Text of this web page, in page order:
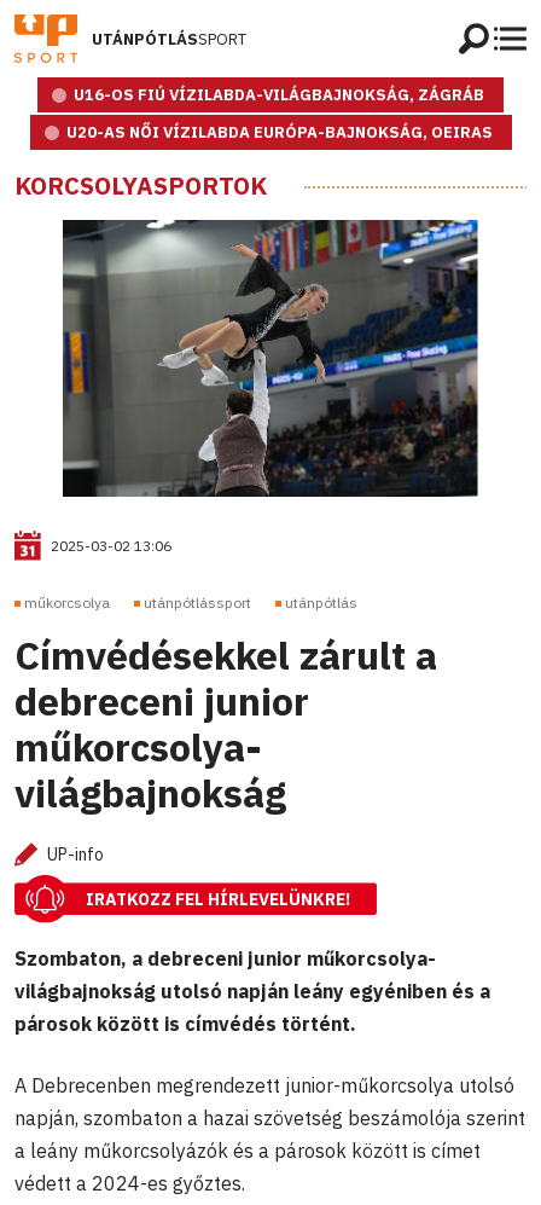
UTÁNPÓTLÁSSPORT
U16-OS FIÚ VÍZILABDA-VILÁGBAJNOKSÁG, ZÁGRÁB
U20-AS NŐI VÍZILABDA EURÓPA-BAJNOKSÁG, OEIRAS
KORCSOLYASPORTOK
2025-03-02 13:06
műkorcsolya utánpótlássport utánpótlás
Címvédésekkel zárult a
debreceni junior
műkorcsolya-
világbajnokság
UP-info
IRATKOZZ FEL HÍRLEVELÜNKRE!
Szombaton, a debreceni junior műkorcsolya-
világbajnokság utolsó napján leány egyéniben és a
párosok között is címvédés történt.
A Debrecenben megrendezett junior-műkorcsolya utolsó
napján, szombaton a hazai szövetség beszámolója szerint
a leány műkorcsolyázók és a párosok között is címet
védett a 2024-es győztes.